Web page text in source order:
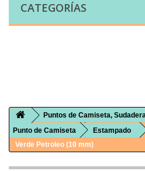
CATEGORÍAS
Puntos de Camiseta,
Punto de Camiseta
Estampado
Verde Petroleo (10 mm)